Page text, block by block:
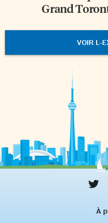
Grand
VOIR L-
À